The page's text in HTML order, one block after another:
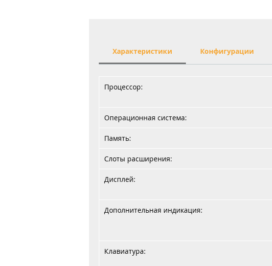
Характеристики Конфигурации
Процессор:
Операционная система:
Память:
Слоты расширения:
Дисплей:
Дополнительная индикация:
Клавиатура: